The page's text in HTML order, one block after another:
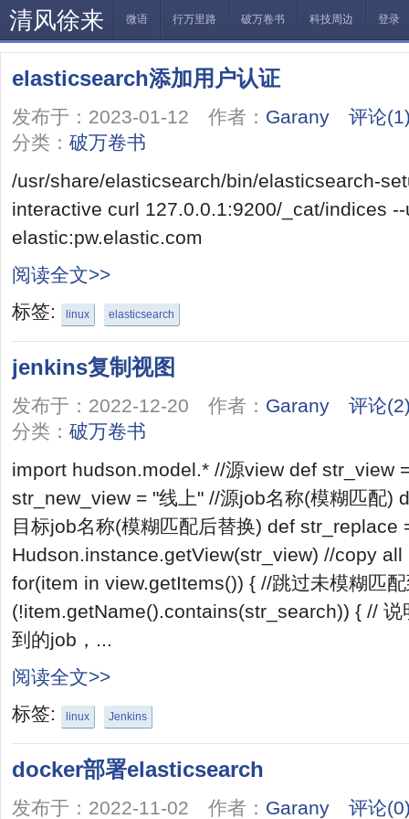
清风徐来 微语 行万里路 破万卷书 科技周边 登录
elasticsearch添加用户认证
发布于：2023-01-12 作者： Garany
评论
分类： 破万卷书
/usr/share/elasticsearch/bin/elasticsearch-
interactive curl 127.0.0.1:9200/_cat/indices
elastic:pw.elastic.com
阅读全文>>
标签:
linux elasticsearch
jenkins复制视图
发布于：2022-12-20 作者： Garany
评论
分类： 破万卷书
import hudson.model.* //源view def str_view
str_new_view = "线上" //源job名称(模糊匹配)
目标job名称(模糊匹配后替换) def str_replace
Hudson.instance.getView(str_view) //copy
for(item in view.getItems()) { //跳过未模糊匹
(!item.getName().contains(str_search)) { // 说
到的job，...
阅读全文>>
标签:
linux Jenkins
docker部署elasticsearch
发布于：2022-11-02 作者： Garany 评论